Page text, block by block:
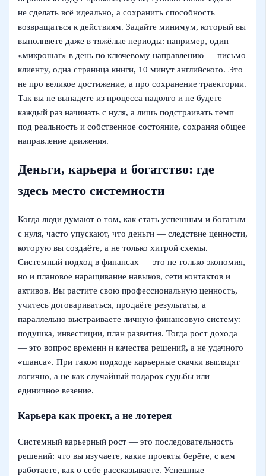
не сделать всё идеально, а сохранить способность
возвращаться к действиям. Задайте минимум, который вы
выполняете даже в тяжёлые периоды: например, один
«микрошаг» в день по ключевому направлению — письмо
клиенту, одна страница книги, 10 минут английского. Это
не про великое достижение, а про сохранение траектории.
Так вы не выпадете из процесса надолго и не будете
каждый раз начинать с нуля, а лишь подстраивать темп
под реальность и собственное состояние, сохраняя общее
направление движения.
Деньги, карьера и богатство: где
здесь место системности
Когда люди думают о том, как стать успешным и богатым
с нуля, часто упускают, что деньги — следствие ценности,
которую вы создаёте, а не только хитрой схемы.
Системный подход в финансах — это не только экономия,
но и плановое наращивание навыков, сети контактов и
активов. Вы растите свою профессиональную ценность,
учитесь договариваться, продаёте результаты, а
параллельно выстраиваете личную финансовую систему:
подушка, инвестиции, план развития. Тогда рост дохода
— это вопрос времени и качества решений, а не удачного
«шанса». При таком подходе карьерные скачки выглядят
логично, а не как случайный подарок судьбы или
единичное везение.
Карьера как проект, а не лотерея
Системный карьерный рост — это последовательность
решений: что вы изучаете, какие проекты берёте, с кем
работаете, как о себе рассказываете. Успешные